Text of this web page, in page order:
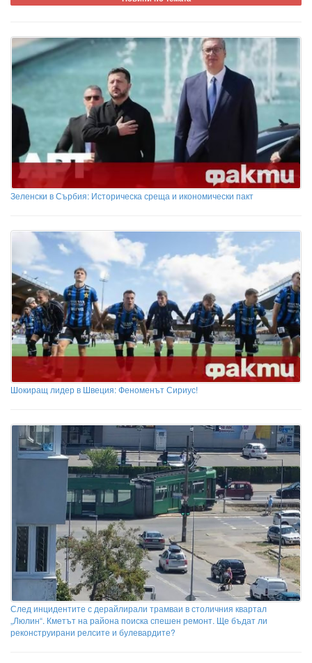
Зеленски в Сърбия: Историческа среща и икономически пакт
Шокиращ лидер в Швеция: Феноменът Сириус!
След инцидентите с дерайлирали трамваи в столичния квартал
„Люлин“. Кметът на района поиска спешен ремонт. Ще бъдат ли
реконструирани релсите и булевардите?